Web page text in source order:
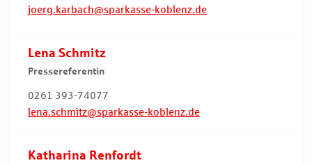
joerg.karbach@sparkasse-koblenz.de
Lena Schmitz
Pressereferentin
0261 393-74077
lena.schmitz@sparkasse-koblenz.de
Katharina Renfordt